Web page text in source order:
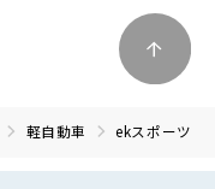
軽自動車 ekスポーツ